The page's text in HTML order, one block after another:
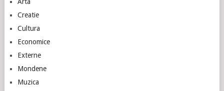
Creatie
Cultura
Economice
Externe
Mondene
Muzica